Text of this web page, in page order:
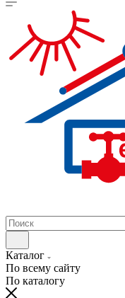
Каталог
По всему сайту
По каталогу